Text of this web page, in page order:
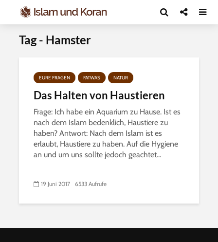
Tag - Hamster
EURE FRAGEN FATWAS NATUR
Das Halten von Haustieren
Frage: Ich habe ein Aquarium zu Hause. Ist es
nach dem Islam bedenklich, Haustiere zu
haben? Antwort: Nach dem Islam ist es
erlaubt, Haustiere zu haben. Auf die Hygiene
an und um uns sollte jedoch geachtet...
19 Juni 2017 6533 Aufrufe